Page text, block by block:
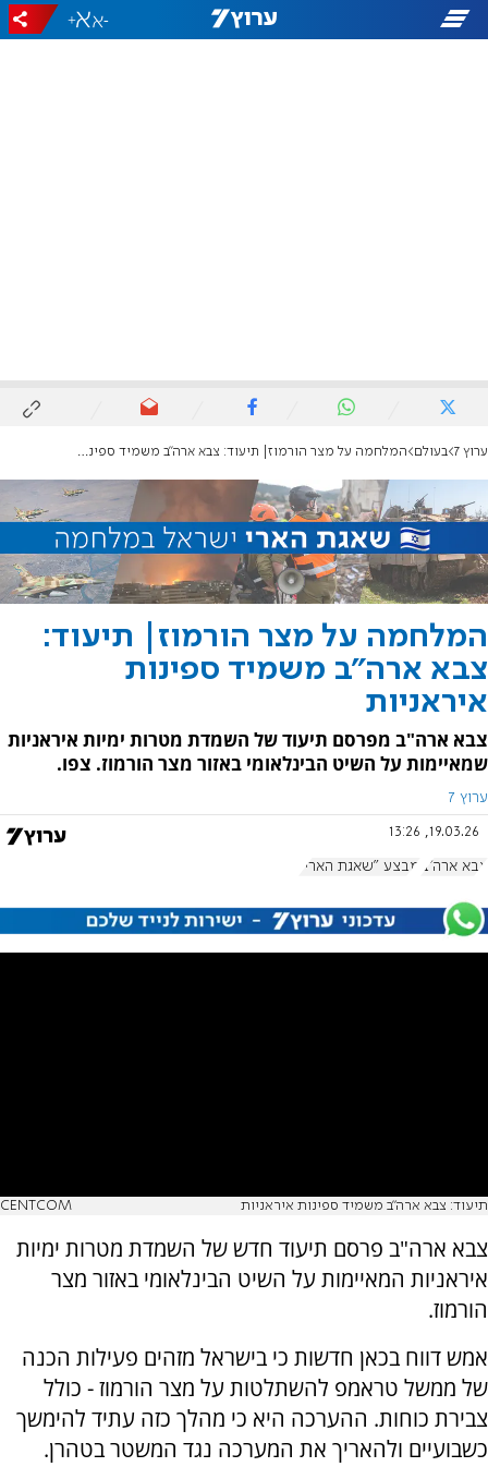
-
+
ערוץ 7 בעולם המלחמה על מצר הורמוז| תיעוד: צבא ארה"ב משמיד ספינות איראניות
המלחמה על מצר הורמוז| תיעוד:
צבא ארה"ב משמיד ספינות
איראניות
צבא ארה"ב מפרסם תיעוד של השמדת מטרות ימיות איראניות
שמאיימות על השיט הבינלאומי באזור מצר הורמוז. צפו.
ערוץ 7
19.03.26, 13:26
צבא ארה"ב מבצע "שאגת הארי"
תיעוד: צבא ארה"ב משמיד ספינות איראניות CENTCOM
צבא ארה"ב פרסם תיעוד חדש של השמדת מטרות ימיות
איראניות המאיימות על השיט הבינלאומי באזור מצר
הורמוז.
אמש דווח בכאן חדשות כי בישראל מזהים פעילות הכנה
של ממשל טראמפ להשתלטות על מצר הורמוז - כולל
צבירת כוחות. ההערכה היא כי מהלך כזה עתיד להימשך
כשבועיים ולהאריך את המערכה נגד המשטר בטהרן.